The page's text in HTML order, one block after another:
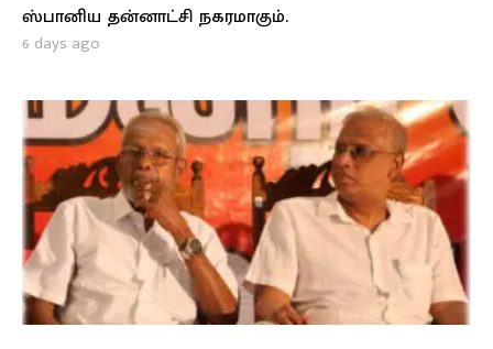
ஸ்பானிய தன்னாட்சி நகரமாகும்.
6 days ago